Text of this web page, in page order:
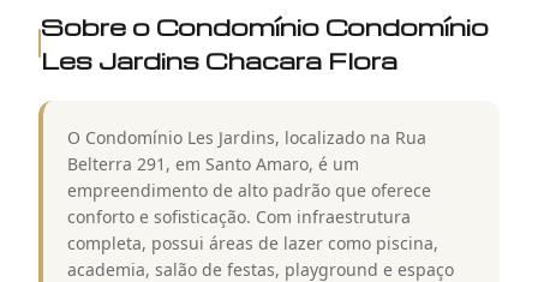
Sobre o Condomínio Condomínio
Les Jardins Chacara Flora
O Condomínio Les Jardins, localizado na Rua
Belterra 291, em Santo Amaro, é um
empreendimento de alto padrão que oferece
conforto e sofisticação. Com infraestrutura
completa, possui áreas de lazer como piscina,
academia, salão de festas, playground e espaço